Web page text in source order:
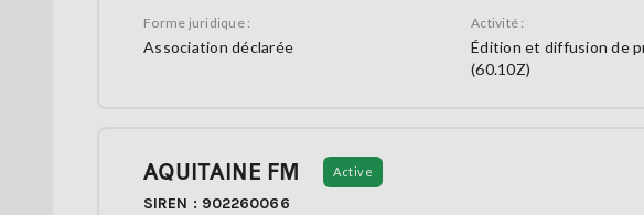
Forme juridique :
Association déclarée
Activité :
Édition et diffusion de
(60.10Z)
AQUITAINE FM Active
SIREN : 902260066